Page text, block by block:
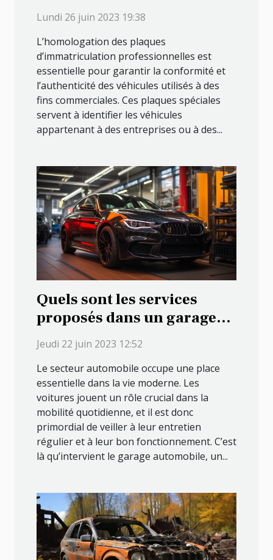
vérifier l’homologation des
plaques d'immatriculation
professionnelles
Lundi 26 juin 2023 19:38
L’homologation des plaques
d’immatriculation professionnelles est
essentielle pour garantir la conformité et
l’authenticité des véhicules utilisés à des
fins commerciales. Ces plaques spéciales
servent à identifier les véhicules
appartenant à des entreprises ou à des...
Quels sont les services
proposés dans un garage
automobile ?
Jeudi 22 juin 2023 12:52
Le secteur automobile occupe une place
essentielle dans la vie moderne. Les
voitures jouent un rôle crucial dans la
mobilité quotidienne, et il est donc
primordial de veiller à leur entretien
régulier et à leur bon fonctionnement. C’est
là qu’intervient le garage automobile, un...